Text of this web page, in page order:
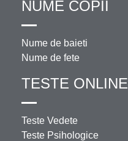
NUME COPII
Nume de baieti
Nume de fete
TESTE ONLINE
Teste Vedete
Teste Psihologice